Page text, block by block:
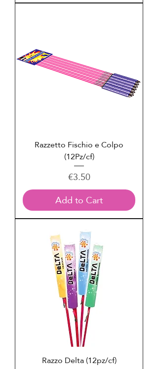
Razzetto Fischio e Colpo
(12Pz/cf)
Price
€3.50
Add to Cart
Razzo Delta (12pz/cf)